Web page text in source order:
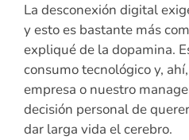
La desconexión digital
y esto es bastante más
expliqué de la dopamina.
consumo tecnológico y,
empresa o nuestro
decisión personal de
dar larga vida el cerebro.